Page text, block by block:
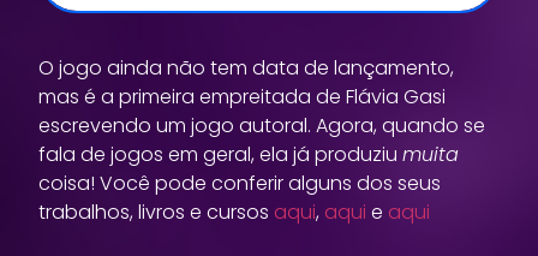
O jogo ainda não tem data de lançamento,
mas é a primeira empreitada de Flávia Gasi
escrevendo um jogo autoral. Agora, quando se
fala de jogos em geral, ela já produziumuita
coisa! Você pode conferir alguns dos seus
trabalhos, livros e cursos aqui, aqui e aqui